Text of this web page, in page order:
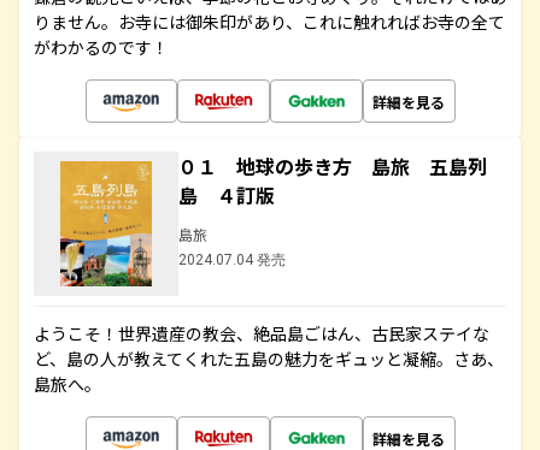
りません。お寺には御朱印があり、これに触れればお寺の全て
がわかるのです！
詳細を見る
０１ 地球の歩き方 島旅 五島列
島 ４訂版
島旅
2024.07.04 発売
ようこそ！世界遺産の教会、絶品島ごはん、古民家ステイな
ど、島の人が教えてくれた五島の魅力をギュッと凝縮。さあ、
島旅へ。
詳細を見る